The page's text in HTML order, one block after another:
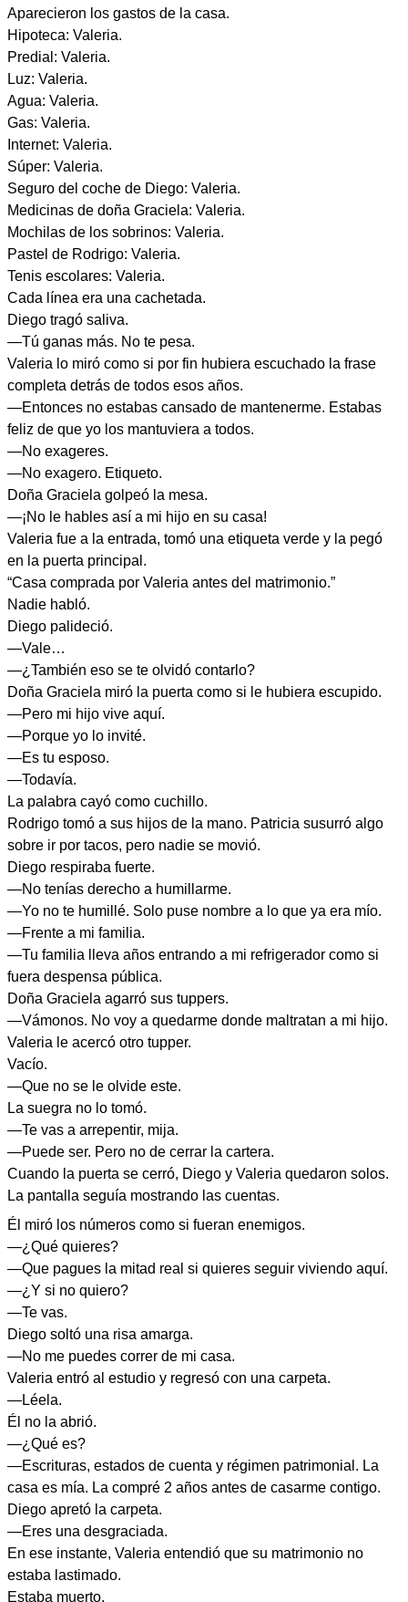
Aparecieron los gastos de la casa.
Hipoteca: Valeria.
Predial: Valeria.
Luz: Valeria.
Agua: Valeria.
Gas: Valeria.
Internet: Valeria.
Súper: Valeria.
Seguro del coche de Diego: Valeria.
Medicinas de doña Graciela: Valeria.
Mochilas de los sobrinos: Valeria.
Pastel de Rodrigo: Valeria.
Tenis escolares: Valeria.
Cada línea era una cachetada.
Diego tragó saliva.
—Tú ganas más. No te pesa.
Valeria lo miró como si por fin hubiera escuchado la frase
completa detrás de todos esos años.
—Entonces no estabas cansado de mantenerme. Estabas
feliz de que yo los mantuviera a todos.
—No exageres.
—No exagero. Etiqueto.
Doña Graciela golpeó la mesa.
—¡No le hables así a mi hijo en su casa!
Valeria fue a la entrada, tomó una etiqueta verde y la pegó
en la puerta principal.
“Casa comprada por Valeria antes del matrimonio.”
Nadie habló.
Diego palideció.
—Vale…
—¿También eso se te olvidó contarlo?
Doña Graciela miró la puerta como si le hubiera escupido.
—Pero mi hijo vive aquí.
—Porque yo lo invité.
—Es tu esposo.
—Todavía.
La palabra cayó como cuchillo.
Rodrigo tomó a sus hijos de la mano. Patricia susurró algo
sobre ir por tacos, pero nadie se movió.
Diego respiraba fuerte.
—No tenías derecho a humillarme.
—Yo no te humillé. Solo puse nombre a lo que ya era mío.
—Frente a mi familia.
—Tu familia lleva años entrando a mi refrigerador como si
fuera despensa pública.
Doña Graciela agarró sus tuppers.
—Vámonos. No voy a quedarme donde maltratan a mi hijo.
Valeria le acercó otro tupper.
Vacío.
—Que no se le olvide este.
La suegra no lo tomó.
—Te vas a arrepentir, mija.
—Puede ser. Pero no de cerrar la cartera.
Cuando la puerta se cerró, Diego y Valeria quedaron solos.
La pantalla seguía mostrando las cuentas.
Él miró los números como si fueran enemigos.
—¿Qué quieres?
—Que pagues la mitad real si quieres seguir viviendo aquí.
—¿Y si no quiero?
—Te vas.
Diego soltó una risa amarga.
—No me puedes correr de mi casa.
Valeria entró al estudio y regresó con una carpeta.
—Léela.
Él no la abrió.
—¿Qué es?
—Escrituras, estados de cuenta y régimen patrimonial. La
casa es mía. La compré 2 años antes de casarme contigo.
Diego apretó la carpeta.
—Eres una desgraciada.
En ese instante, Valeria entendió que su matrimonio no
estaba lastimado.
Estaba muerto.